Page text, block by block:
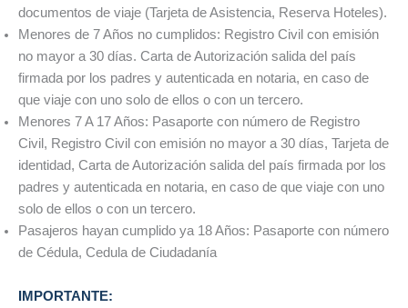
documentos de viaje (Tarjeta de Asistencia, Reserva Hoteles).
Menores de 7 Años no cumplidos: Registro Civil con emisión
no mayor a 30 días. Carta de Autorización salida del país
firmada por los padres y autenticada en notaria, en caso de
que viaje con uno solo de ellos o con un tercero.
Menores 7 A 17 Años: Pasaporte con número de Registro
Civil, Registro Civil con emisión no mayor a 30 días, Tarjeta de
identidad, Carta de Autorización salida del país firmada por los
padres y autenticada en notaria, en caso de que viaje con uno
solo de ellos o con un tercero.
Pasajeros hayan cumplido ya 18 Años: Pasaporte con número
de Cédula, Cedula de Ciudadanía
IMPORTANTE: